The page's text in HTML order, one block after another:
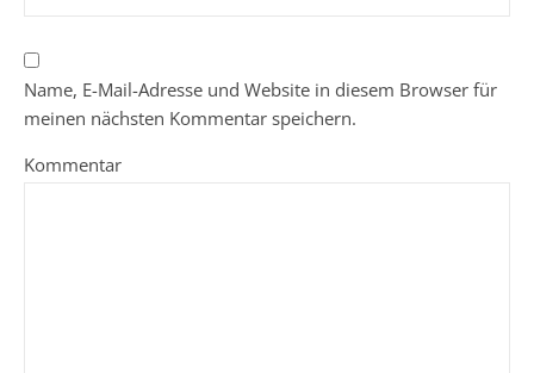
Name, E-Mail-Adresse und Website in diesem Browser für
meinen nächsten Kommentar speichern.
Kommentar